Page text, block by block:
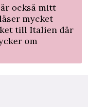
också mitt
mycket
till Italien där
om